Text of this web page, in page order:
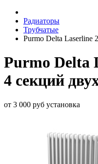
Радиаторы
Трубчатые
Purmo Delta Laserline
Purmo Delta
4 секций
от 3 000 руб установка